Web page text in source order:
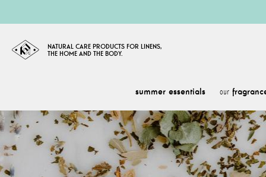
NATURAL CARE PRODUCTS FOR LINENS,
THE HOME AND THE BODY.
summer essentials our